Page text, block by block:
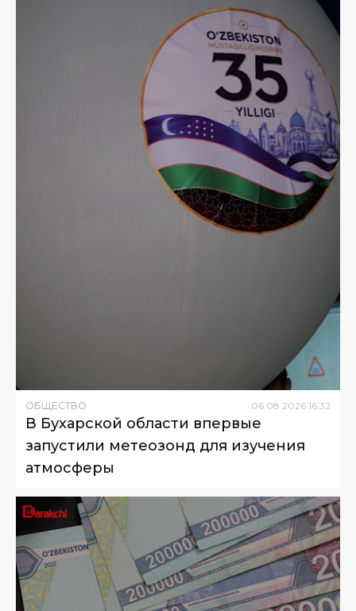
ОБЩЕСТВО 06.08.2026 16:32
В Бухарской области впервые
запустили метеозонд для изучения
атмосферы